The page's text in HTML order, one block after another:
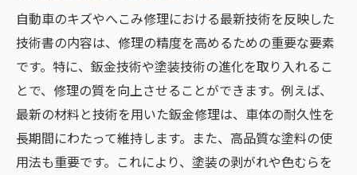
自動車のキズやへこみ修理における最新技術を反映した
技術書の内容は、修理の精度を高めるための重要な要素
です。特に、鈑金技術や塗装技術の進化を取り入れるこ
とで、修理の質を向上させることができます。例えば、
最新の材料と技術を用いた鈑金修理は、車体の耐久性を
長期間にわたって維持します。また、高品質な塗料の使
用法も重要です。これにより、塗装の剥がれや色むらを